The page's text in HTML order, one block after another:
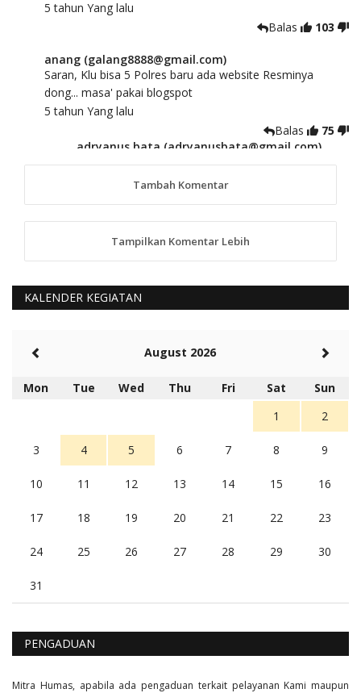
5 tahun Yang lalu
Balas
103
anang (galang8888@gmail.com)
Saran, Klu bisa 5 Polres baru ada website Resminya
dong... masa' pakai blogspot
5 tahun Yang lalu
Balas
75
adryanus bata (adryanusbata@gmail.com)
TKS atas saran dan masukannya, akan kami
tindaklanjuti
anggy (anakkaos@gmail.com)
Kami perantu bisa baca langsung terkait Pilkada Sumba
5 tahun Yang lalu
Rambu (rambu03@gmail.com)
Berita Polres Sumba Barat Mantap
5 tahun Yang lalu
Balas
16
Tambah Komentar
Tampilkan Komentar Lebih
KALENDER KEGIATAN
August 2026
Mon Tue Wed Thu Fri Sat
Sun
1
2
3 4 5 6 7 8 9
10 11 12 13 14 15 16
17 18 19 20 21 22 23
24 25 26 27 28 29 30
31
PENGADUAN
Mitra Humas, apabila ada pengaduan terkait pelayanan Kami maupun